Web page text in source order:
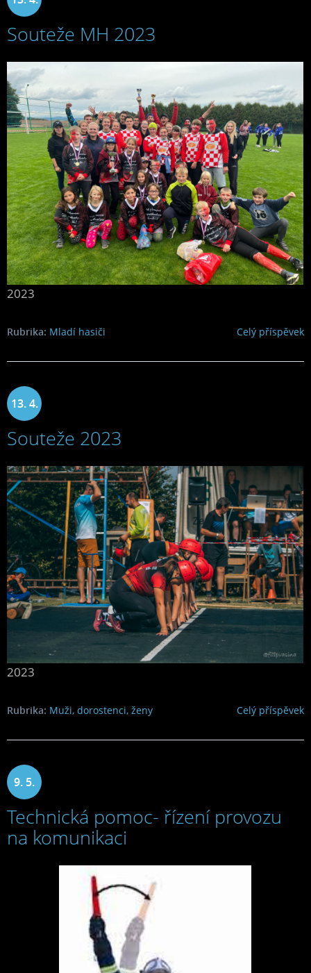
2023
Souteže MH 2023
2023
Celý příspěvek
Rubrika: Mladí hasiči
13. 4.
2023
Souteže 2023
2023
Celý příspěvek
Rubrika: Muži, dorostenci, ženy
9. 5.
2023
Technická pomoc- řízení provozu
na komunikaci